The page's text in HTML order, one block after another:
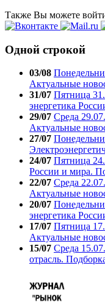
Также Вы можете
Одной строкой
03/08
Актуальные
31/07 Пятница
энергетика
29/07 Среда
Актуальные
27/07
24/07 Пятница
России и мира.
22/07 Среда
Актуальные
20/07
энергетика
17/07 Пятница
Актуальные
15/07 Среда
отрасль.